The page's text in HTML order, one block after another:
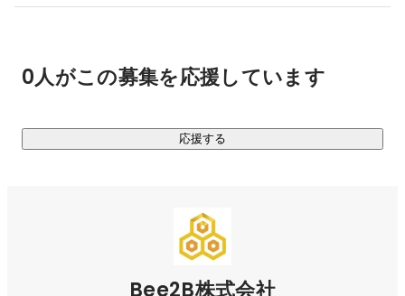
ンアップを継続的に行い、保守費用を見える化します。
・サービス構築
事業計画・戦略に合わせた機能を提供します。Ruby on
▍幅広い業界での開発実績も多数！
すべての業界で活用できるアイディア共有ツールや、Eコマー
ス向け障害復旧サービス、CtoCチャットシステムなど、業界
0人がこの募集を応援しています
応援する
Bee2B株式会社